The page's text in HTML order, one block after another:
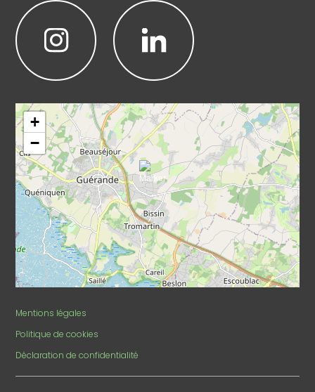
+
−
Mentions légales
Politique de cookies
Déclaration de confidentialité